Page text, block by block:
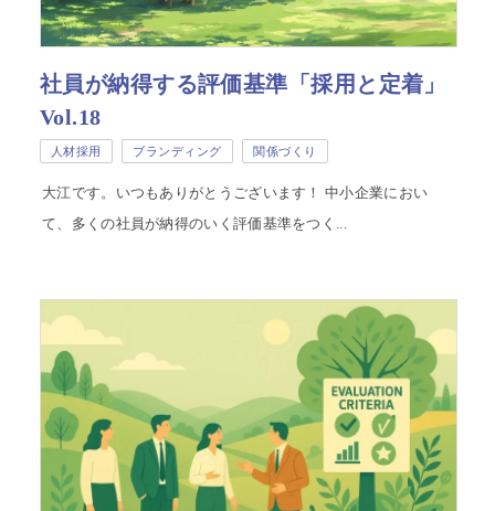
社員が納得する評価基準「採用と定着」
Vol.18
人材採用 ブランディング 関係づくり
大江です。いつもありがとうございます！ 中小企業におい
て、多くの社員が納得のいく評価基準をつく...